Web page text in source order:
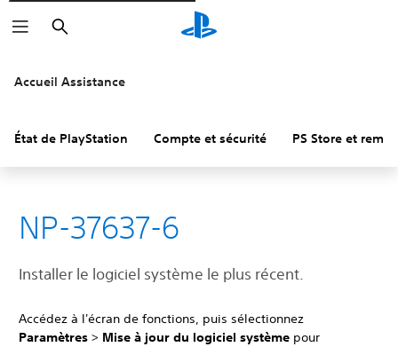
Rechercher
Accueil Assistance
État de PlayStation Compte et sécurité PS Store et
NP-37637-6
Installer le logiciel système le plus récent.
Accédez à l'écran de fonctions, puis sélectionnez
Paramètres > Mise à jour du logiciel système pour